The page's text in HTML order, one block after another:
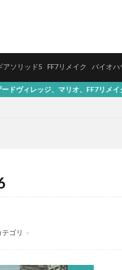
アソリッド5 FF7リメイク バイオハ
オ、FF7リメイク、GTAオンラ
ゴリ
ミング
ザード
ーム